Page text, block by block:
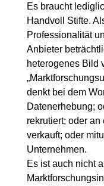
Es braucht
Handvoll Stifte.
Professionalität
Anbieter
heterogenes Bild
denkt bei dem
Datenerhebung;
rekrutiert; oder
verkauft; oder
Unternehmen.
Es ist auch nicht